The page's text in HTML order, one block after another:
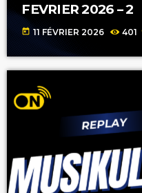
FEVRIER 2026 – 2
today 11 FÉVRIER 2026 401